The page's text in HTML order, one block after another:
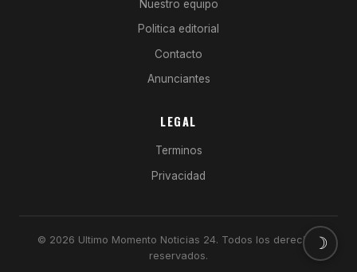
Nuestro equipo
Politica editorial
Contacto
Anunciantes
LEGAL
Terminos
Privacidad
© 2026 Ultimo Momento Noticias 24. Todos los derechos
reservados.
☽